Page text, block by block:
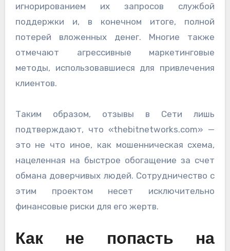
игнорированием их запросов службой
поддержки и, в конечном итоге, полной
потерей вложенных денег. Многие также
отмечают агрессивные маркетинговые
методы, использовавшиеся для привлечения
клиентов.
Таким образом, отзывы в Сети лишь
подтверждают, что «thebitnetworks.com» —
это не что иное, как мошенническая схема,
нацеленная на быстрое обогащение за счет
обмана доверчивых людей. Сотрудничество с
этим проектом несет исключительно
финансовые риски для его жертв.
Как не попасть на